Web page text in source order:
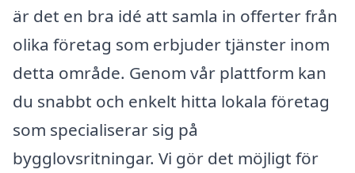
är det en bra idé att samla in offerter från
olika företag som erbjuder tjänster inom
detta område. Genom vår plattform kan
du snabbt och enkelt hitta lokala företag
som specialiserar sig på
bygglovsritningar. Vi gör det möjligt för